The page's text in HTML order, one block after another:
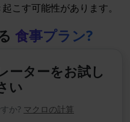
こす可能性があります。
食事プラン?
ーターをお試し
い
か? マクロの計算